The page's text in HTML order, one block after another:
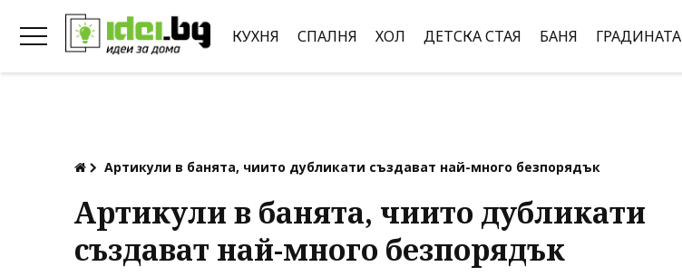
КУХНЯ СПАЛНЯ ХОЛ ДЕТСКА СТАЯ БАНЯ ГРАДИНАТА
Артикули в банята, чиито дубликати създават най-много безпорядък
Артикули в банята, чиито дубликати
създават най-много безпорядък